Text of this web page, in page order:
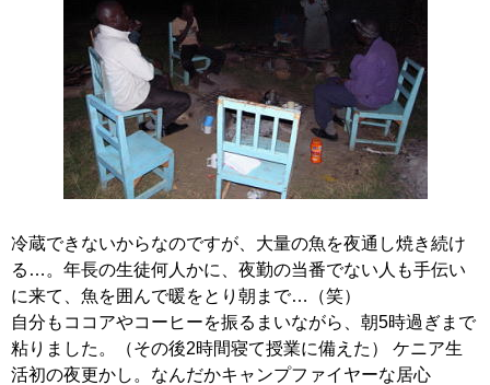
冷蔵できないからなのですが、大量の魚を夜通し焼き続け
る…。年長の生徒何人かに、夜勤の当番でない人も手伝い
に来て、魚を囲んで暖をとり朝まで…（笑）
自分もココアやコーヒーを振るまいながら、朝5時過ぎまで
粘りました。（その後2時間寝て授業に備えた） ケニア生
活初の夜更かし。なんだかキャンプファイヤーな居心